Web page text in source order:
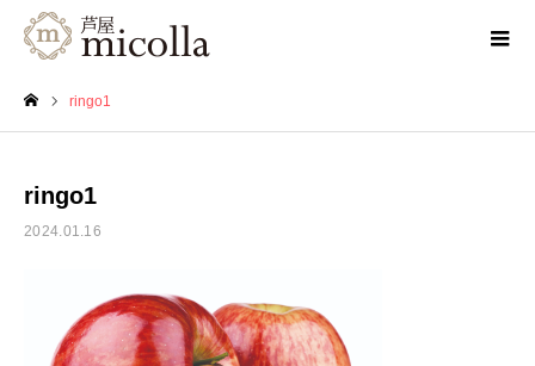
ringo1
ringo1
2024.01.16